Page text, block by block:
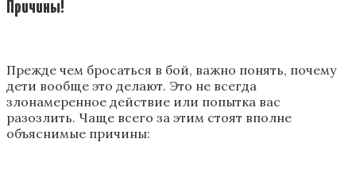
Причины!
Прежде чем бросаться в бой, важно понять, почему
дети вообще это делают. Это не всегда
злонамеренное действие или попытка вас
разозлить. Чаще всего за этим стоят вполне
объяснимые причины: